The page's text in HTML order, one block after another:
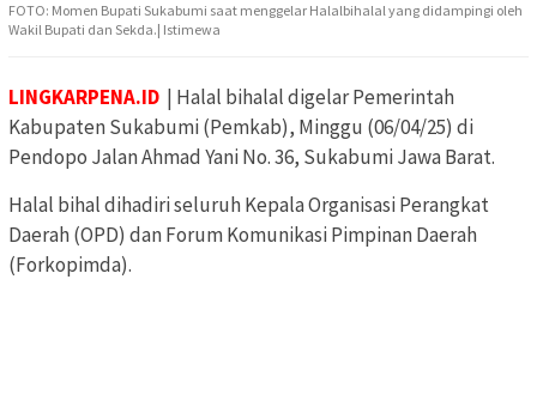
FOTO: Momen Bupati Sukabumi saat menggelar Halalbihalal yang didampingi oleh
Wakil Bupati dan Sekda.| Istimewa
LINGKARPENA.ID | Halal bihalal digelar Pemerintah
Kabupaten Sukabumi (Pemkab), Minggu (06/04/25) di
Pendopo Jalan Ahmad Yani No. 36, Sukabumi Jawa Barat.
Halal bihal dihadiri seluruh Kepala Organisasi Perangkat
Daerah (OPD) dan Forum Komunikasi Pimpinan Daerah
(Forkopimda).